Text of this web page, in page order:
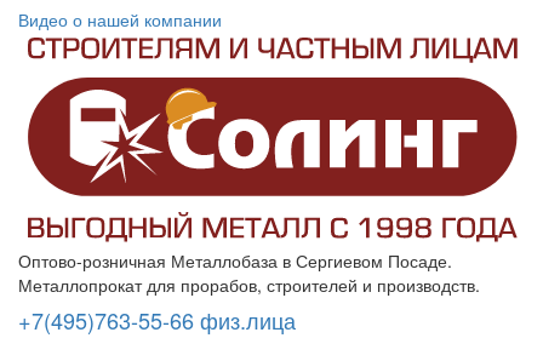
Видео о нашей компании
Оптово-розничная Металлобаза в Сергиевом Посаде.
Металлопрокат для прорабов, строителей и производств.
+7(495)763-55-66 физ.лица